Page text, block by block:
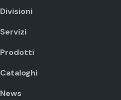
Divisioni
Servizi
Prodotti
Cataloghi
News